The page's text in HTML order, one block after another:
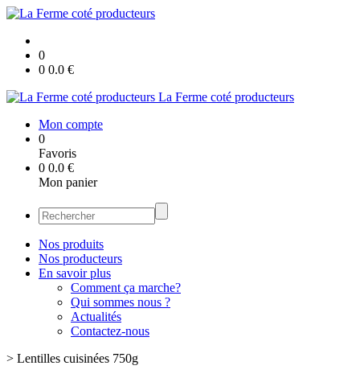
0
0 0.0 €
La Ferme coté producteurs
Mon compte
0
Favoris
0 0.0 €
Mon panier
Nos produits
Nos producteurs
En savoir plus
Comment ça marche?
Qui sommes nous ?
Actualités
Contactez-nous
> Lentilles cuisinées 750g